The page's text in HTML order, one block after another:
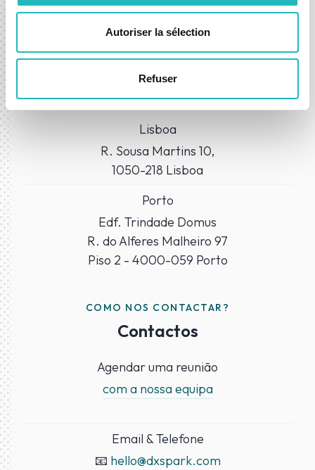
Autoriser la sélection
Refuser
Escritórios
Lisboa
R. Sousa Martins 10,
1050-218 Lisboa
Porto
Edf. Trindade Domus
R. do Alferes Malheiro 97
Piso 2 - 4000-059 Porto
COMO NOS CONTACTAR?
Contactos
Agendar uma reunião
com a nossa equipa
Email & Telefone
📧 hello@dxspark.com